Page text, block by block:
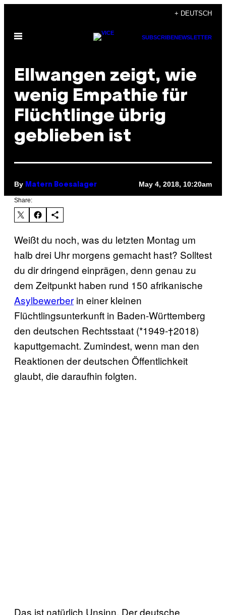
content
+ DEUTSCH
Open
SUBSCRIBENEWSLETTER
Ellwangen zeigt, wie
wenig Empathie für
Flüchtlinge übrig
geblieben ist
By Matern Boesalager May 4, 2018, 10:20am
Share:
Weißt du noch, was du letzten Montag um
halb drei Uhr morgens gemacht hast? Solltest
du dir dringend einprägen, denn genau zu
dem Zeitpunkt haben rund 150 afrikanische
Asylbewerber in einer kleinen
Flüchtlingsunterkunft in Baden-Württemberg
den deutschen Rechtsstaat (*1949-†2018)
kaputtgemacht. Zumindest, wenn man den
Reaktionen der deutschen Öffentlichkeit
glaubt, die daraufhin folgten.
Das ist natürlich Unsinn. Der deutsche